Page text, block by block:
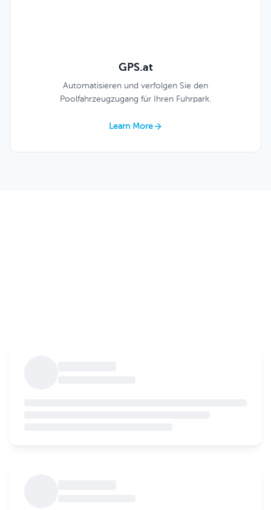
GPS.at
Automatisieren und verfolgen Sie den
Poolfahrzeugzugang für Ihren Fuhrpark.
Learn More